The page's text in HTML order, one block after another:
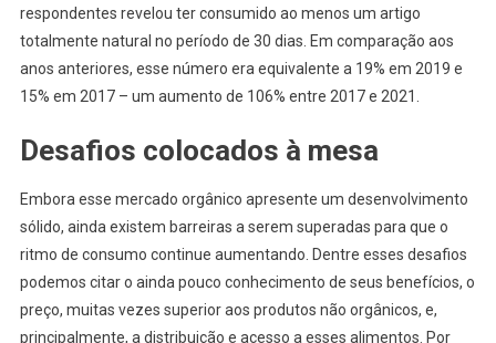
respondentes revelou ter consumido ao menos um artigo
totalmente natural no período de 30 dias. Em comparação aos
anos anteriores, esse número era equivalente a 19% em 2019 e
15% em 2017 – um aumento de 106% entre 2017 e 2021.
Desafios colocados à mesa
Embora esse mercado orgânico apresente um desenvolvimento
sólido, ainda existem barreiras a serem superadas para que o
ritmo de consumo continue aumentando. Dentre esses desafios
podemos citar o ainda pouco conhecimento de seus benefícios, o
preço, muitas vezes superior aos produtos não orgânicos, e,
principalmente, a distribuição e acesso a esses alimentos. Por